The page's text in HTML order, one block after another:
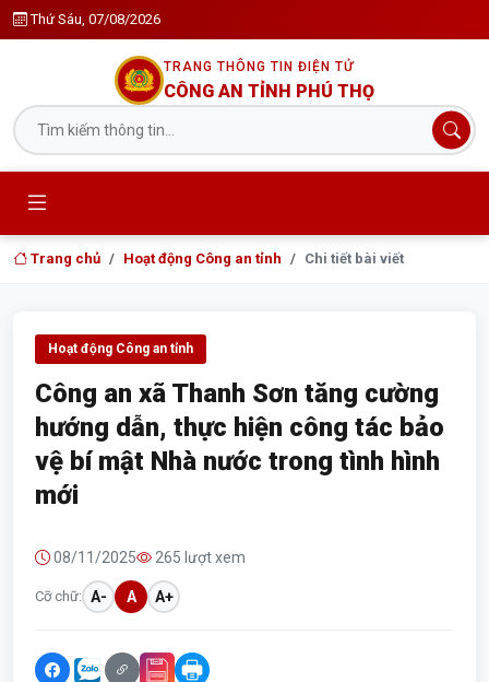
Thứ Sáu, 07/08/2026
TRANG THÔNG TIN ĐIỆN TỬ
CÔNG AN TỈNH PHÚ THỌ
Trang chủ Hoạt động Công an tỉnh Chi tiết bài viết
Hoạt động Công an tỉnh
Công an xã Thanh Sơn tăng cường
hướng dẫn, thực hiện công tác bảo
vệ bí mật Nhà nước trong tình hình
mới
08/11/2025 265 lượt xem
Cỡ chữ: A- A A+